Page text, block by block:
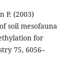
P. (2003)
soil mesofauna
for
75, 6056–